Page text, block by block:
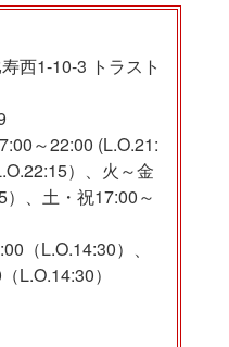
西1-10-3 トラスト
～22:00 (L.O.21:
）、火～金
、土・祝17:00～
（L.O.14:30）、
L.O.14:30）